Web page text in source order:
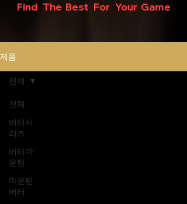
Find The Best For Your Game
제품
전체
버터시
리즈
버터마
운틴
마운틴
버터
전체